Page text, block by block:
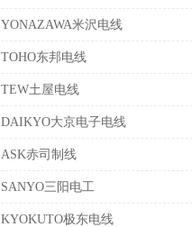
YONAZAWA米沢电线
TOHO东邦电线
TEW土屋电线
DAIKYO大京电子电线
ASK赤司制线
SANYO三阳电工
KYOKUTO极东电线